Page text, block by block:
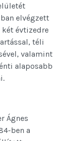
elvégzett
évtizedre
téli
valamint
alaposabb
Ágnes
ben a